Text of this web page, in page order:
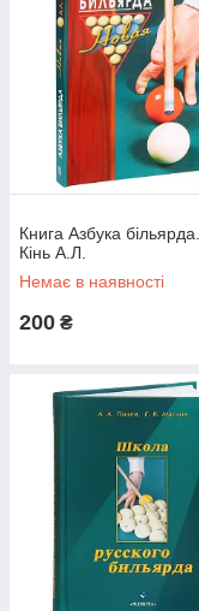
Книга Азбука
Кінь А.Л.
Немає в наявності
200 ₴